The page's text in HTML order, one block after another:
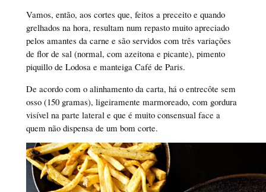
Vamos, então, aos cortes que, feitos a preceito e quando
grelhados na hora, resultam num repasto muito apreciado
pelos amantes da carne e são servidos com três variações
de flor de sal (normal, com azeitona e picante), pimento
piquillo de Lodosa e manteiga Café de Paris.
De acordo com o alinhamento da carta, há o entrecôte sem
osso (150 gramas), ligeiramente marmoreado, com gordura
visível na parte lateral e que é muito consensual face a
quem não dispensa de um bom corte.